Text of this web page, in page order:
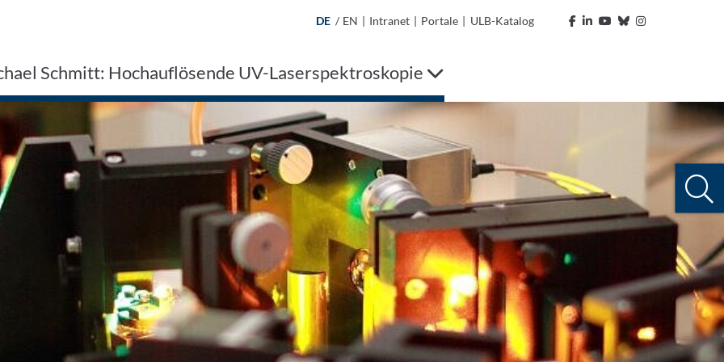
DE / EN | Intranet | Portale | ULB-Katalog
Schmitt: Hochauflösende UV-Laserspektroskopie